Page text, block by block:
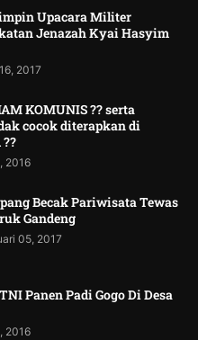
Upacara Militer
Jenazah Kyai Hasyim
2017
KOMUNIS ?? serta
cocok diterapkan di
2016
Becak Pariwisata Tewas
Gandeng
05, 2017
Panen Padi Gogo Di Desa
2016